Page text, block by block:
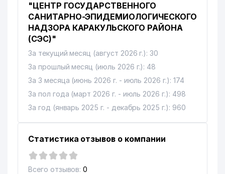
"ЦЕНТР ГОСУДАРСТВЕННОГО
САНИТАРНО-ЭПИДЕМИОЛОГИЧЕСКОГО
НАДЗОРА КАРАКУЛЬСКОГО РАЙОНА
(СЭС)"
За текущий месяц (август 2026 г.): 30
За прошлый месяц (июль 2026 г.): 48
За 3 месяца (июнь 2026 г. - июль 2026 г.): 174
За пол года (март 2026 г. - июль 2026 г.): 498
За год (январь 2025 г. - декабрь 2025 г.): 960
Статистика отзывов о компании
Всего отзывов: 0